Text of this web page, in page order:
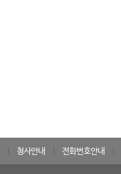
청사안내 전화번호안내